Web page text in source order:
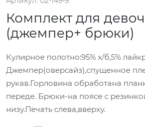
Комплект для
(джемпер+ брюки)
Кулирное полотно:95% х/б,5%
Джемпер(оверсайз),спущенное
рукав.Горловина обработана
переде. Брюки-на поясе с
низу.Печать слева,вверху.